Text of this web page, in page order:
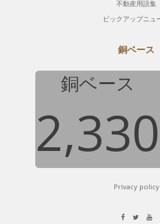
不動産用語集
ピックアップニュ
銅ベース
銅ベース
2,330
Privacy policy